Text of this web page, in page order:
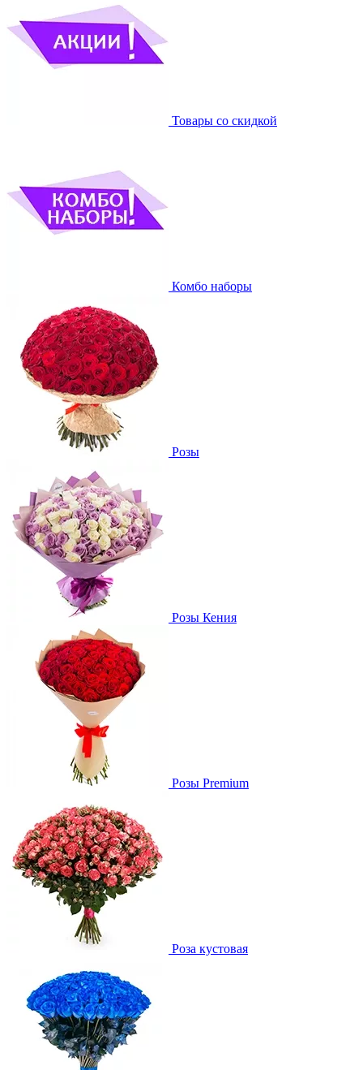
Товары со скидкой
Комбо наборы
Розы
Розы Кения
Розы Premium
Роза кустовая